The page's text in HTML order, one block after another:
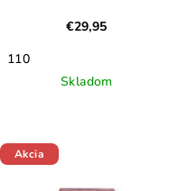
€29,95
110
Skladom
Akcia